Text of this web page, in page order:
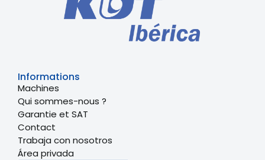
Informations
Machines
Qui sommes-nous ?
Garantie et SAT
Contact
Trabaja con nosotros
Área privada